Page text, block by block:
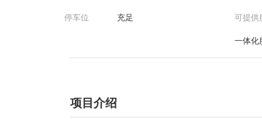
停车位
充足
可提供
一体化
项目介绍